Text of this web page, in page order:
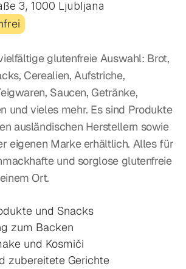
3, 1000 Ljubljana
glutenfreie Auswahl: Brot,
Cerealien, Aufstriche,
Saucen, Getränke,
und vieles mehr. Es sind Produkte
ausländischen Herstellern sowie
eigenen Marke erhältlich. Alles für
und sorglose glutenfreie
Ort.
und Snacks
zum Backen
und Kosmiči
zubereitete Gerichte